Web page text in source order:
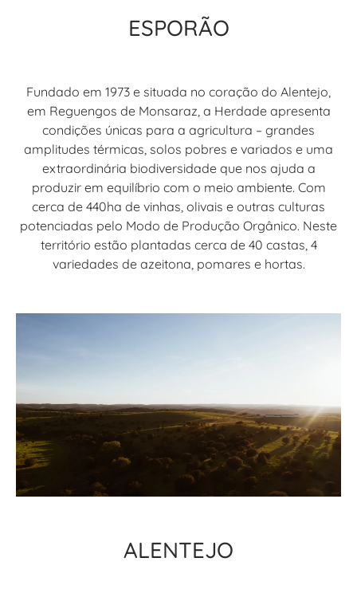
ESPORÃO
Fundado em 1973 e situada no coração do Alentejo,
em Reguengos de Monsaraz, a Herdade apresenta
condições únicas para a agricultura – grandes
amplitudes térmicas, solos pobres e variados e uma
extraordinária biodiversidade que nos ajuda a
produzir em equilíbrio com o meio ambiente. Com
cerca de 440ha de vinhas, olivais e outras culturas
potenciadas pelo Modo de Produção Orgânico. Neste
território estão plantadas cerca de 40 castas, 4
variedades de azeitona, pomares e hortas.
ALENTEJO